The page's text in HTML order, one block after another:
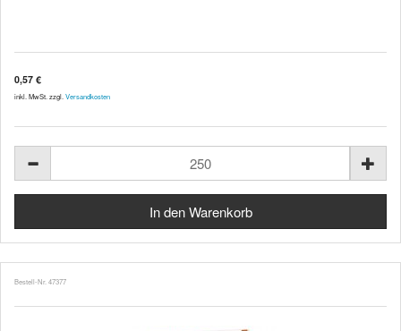
0,57 €
inkl. MwSt. zzgl. Versandkosten
Bestell-Nr. 47377